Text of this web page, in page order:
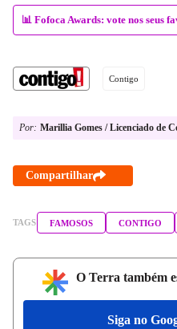
📊 Fofoca Awards: vote nos seus
Contigo
Por: Marillia Gomes / Licenciado de
Compartilhar
TAGS FAMOSOS CONTIGO
O Terra também
Siga no